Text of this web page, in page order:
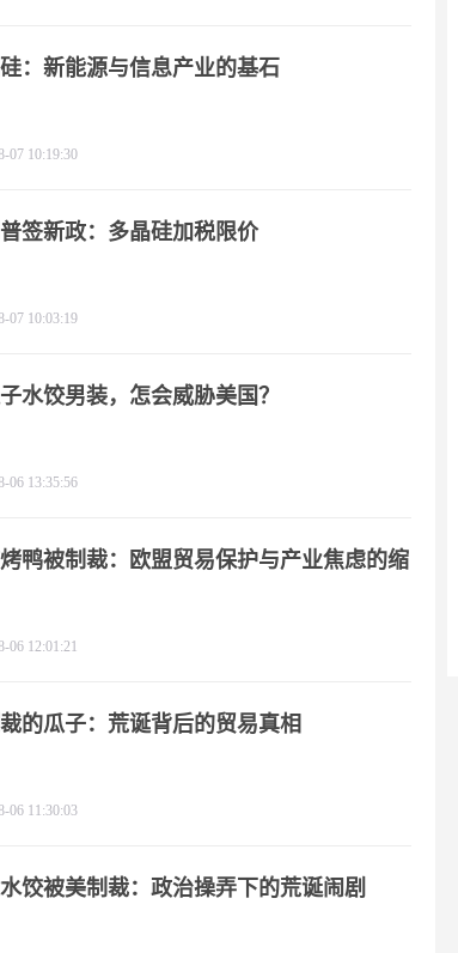
：新能源与信息产业的基石
07 10:19:30
签新政：多晶硅加税限价
07 10:03:19
水饺男装，怎会威胁美国？
06 13:35:56
鸭被制裁：欧盟贸易保护与产业焦虑的缩
06 12:01:21
的瓜子：荒诞背后的贸易真相
06 11:30:03
饺被美制裁：政治操弄下的荒诞闹剧